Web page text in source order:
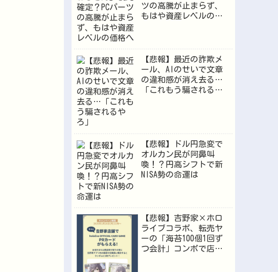
ツの高騰が止まらず、
もはや資産レベルの価
【悲報】最近の詐欺メ
ール、AIのせいで文章
の違和感が消え去る…
「これもう騙されるや
【悲報】ドル円急変で
オルカン民が阿鼻叫
喚！？円高シフトで新
NISA勢の命運は
【悲報】吉野家×ホロ
ライブコラボ、転売ヤ
ーの「海苔100個1回ず
つ会計」コンボで店員